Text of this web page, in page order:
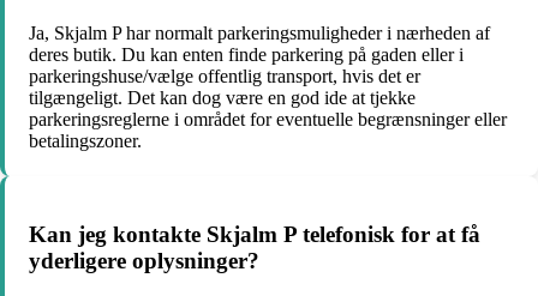
Ja, Skjalm P har normalt parkeringsmuligheder i nærheden af
deres butik. Du kan enten finde parkering på gaden eller i
parkeringshuse/vælge offentlig transport, hvis det er
tilgængeligt. Det kan dog være en god ide at tjekke
parkeringsreglerne i området for eventuelle begrænsninger eller
betalingszoner.
Kan jeg kontakte Skjalm P telefonisk for at få
yderligere oplysninger?